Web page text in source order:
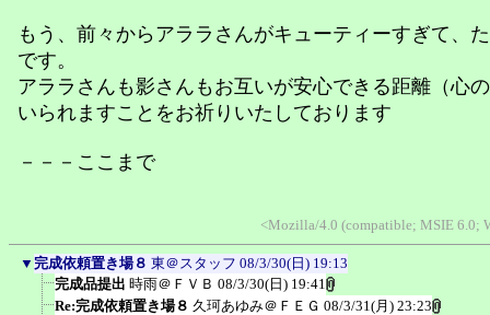
もう、前々からアララさんがキューティーすぎて、
です。
アララさんも影さんもお互いが安心できる距離（心
いられますことをお祈りいたしております
－－－ここまで
<Mozilla/4.0 (compatible; MSIE 6.0;
▼ 完成依頼置き場８ 東＠スタッフ 08/3/30(日) 19:13
完成品提出 時雨＠ＦＶＢ 08/3/30(日) 19:41
Re:完成依頼置き場８ 久珂あゆみ＠ＦＥＧ 08/3/31(月) 23:23